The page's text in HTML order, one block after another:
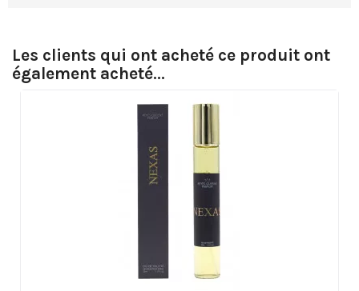
Les clients qui ont acheté ce produit ont
également acheté...